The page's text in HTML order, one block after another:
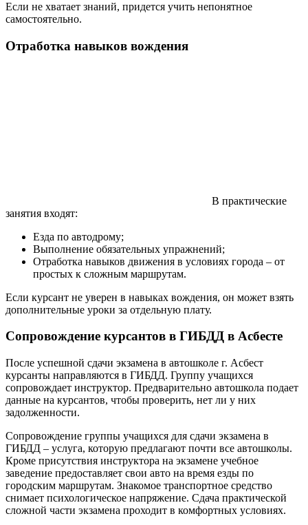
Если не хватает знаний, придется учить непонятное
самостоятельно.
Отработка навыков вождения
В практические
занятия входят:
Езда по автодрому;
Выполнение обязательных упражнений;
Отработка навыков движения в условиях города – от
простых к сложным маршрутам.
Если курсант не уверен в навыках вождения, он может взять
дополнительные уроки за отдельную плату.
Сопровождение курсантов в ГИБДД в Асбесте
После успешной сдачи экзамена в автошколе г. Асбест
курсанты направляются в ГИБДД. Группу учащихся
сопровождает инструктор. Предварительно автошкола подает
данные на курсантов, чтобы проверить, нет ли у них
задолженности.
Сопровождение группы учащихся для сдачи экзамена в
ГИБДД – услуга, которую предлагают почти все автошколы.
Кроме присутствия инструктора на экзамене учебное
заведение предоставляет свои авто на время езды по
городским маршрутам. Знакомое транспортное средство
снимает психологическое напряжение. Сдача практической
сложной части экзамена проходит в комфортных условиях.